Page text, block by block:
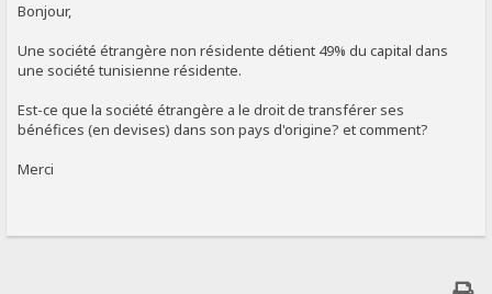
Bonjour,
Une société étrangère non résidente détient 49% du capital dans
une société tunisienne résidente.
Est-ce que la société étrangère a le droit de transférer ses
bénéfices (en devises) dans son pays d'origine? et comment?
Merci